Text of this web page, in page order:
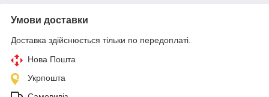
Умови доставки
Доставка здійснюється тільки по передоплаті.
Нова Пошта
Укрпошта